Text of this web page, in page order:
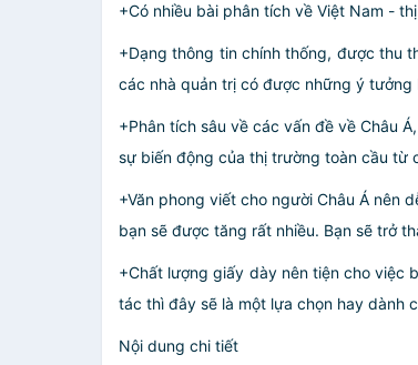
+Có nhiều bài phân tích về Việt Nam -
+Dạng thông tin chính thống, được thu
các nhà quản trị có được những ý
+Phân tích sâu về các vấn đề về Châu
sự biến động của thị trường toàn cầu từ
+Văn phong viết cho người Châu Á nên
bạn sẽ được tăng rất nhiều. Bạn sẽ trở
+Chất lượng giấy dày nên tiện cho việc
tác thì đây sẽ là một lựa chọn hay dành
Nội dung chi tiết